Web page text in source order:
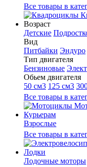
Все товары в
Возраст
Детские
Вид
Питбайки Эндуро
Тип двигателя
Бензиновые
Обьем двигателя
50 см3 125 см3
Все товары в
Курьерам
Взрослые
Все товары в
Лодки
Лодочные моторы